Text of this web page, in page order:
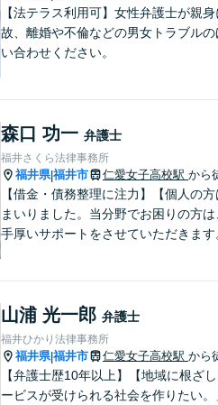
【法テラス利用可】女性弁護士が親
故、離婚や不倫などの男女トラブル
い合わせください。
森口 功一 弁護士
福井さくら法律事務所
福井県|福井市 仁愛女子高校駅 から
【借金・債務整理に注力】【個人の
まいりました。当分野でお困りの方
手厚いサポートをさせていただきます
山浦 光一郎 弁護士
福井ひかり法律事務所
福井県|福井市 仁愛女子高校駅 から
【弁護士歴10年以上】【地域に根ざ
ービスが受けられる社会を作りたい